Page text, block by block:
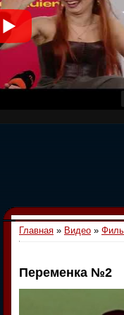
Главная » Видео »
Переменка №2